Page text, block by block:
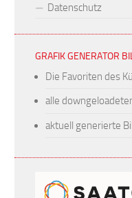
Datenschutz
GRAFIK GENERATOR
Die Favoriten des
alle
aktuell generierte